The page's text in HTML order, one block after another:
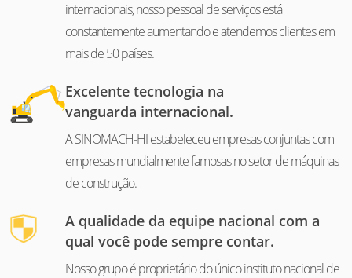
internacionais, nosso pessoal de serviços está
constantemente aumentando e atendemos clientes em
mais de 50 países.
Excelente tecnologia na
vanguarda internacional.
A SINOMACH-HI estabeleceu empresas conjuntas com
empresas mundialmente famosas no setor de máquinas
de construção.
A qualidade da equipe nacional com a
qual você pode sempre contar.
Nosso grupo é proprietário do único instituto nacional de